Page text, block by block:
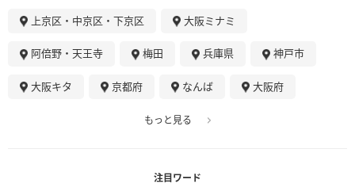
上京区・中京区・下京区 大阪ミナミ
阿倍野・天王寺 梅田 兵庫県 神戸市
大阪キタ 京都府 なんば 大阪府
もっと見る
注目ワード